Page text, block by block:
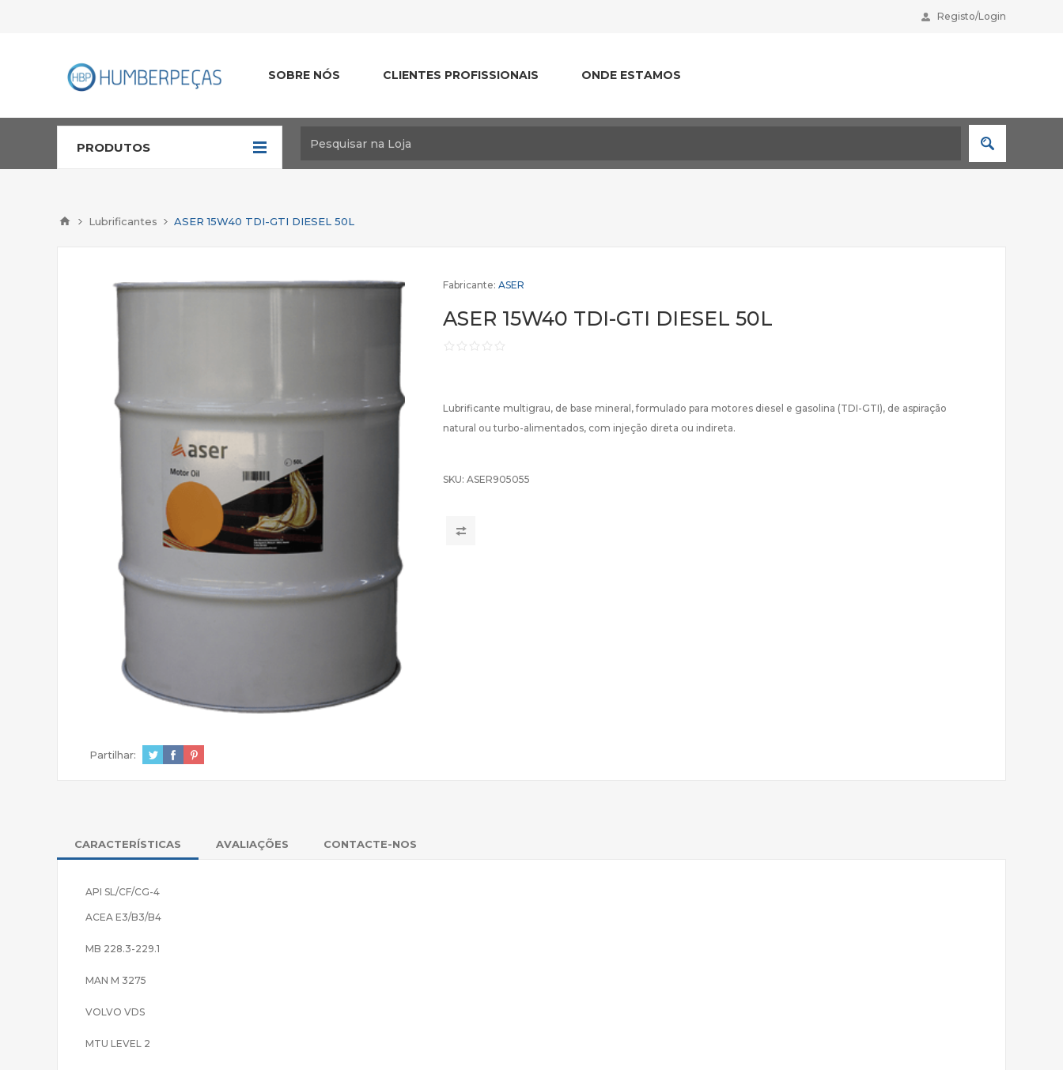
Registo/Login
SOBRE NÓS CLIENTES PROFISSIONAIS ONDE ESTAMOS
PRODUTOS
Lubrificantes ASER 15W40 TDI-GTI DIESEL 50L
Fabricante: ASER
ASER 15W40 TDI-GTI DIESEL 50L
Lubrificante multigrau, de base mineral, formulado para motores diesel e gasolina (TDI-GTI), de aspiração
natural ou turbo-alimentados, com injeção direta ou indireta.
SKU: ASER905055
Partilhar:
CARACTERÍSTICAS AVALIAÇÕES CONTACTE-NOS
API SL/CF/CG-4
ACEA E3/B3/B4
MB 228.3-229.1
MAN M 3275
VOLVO VDS
MTU LEVEL 2